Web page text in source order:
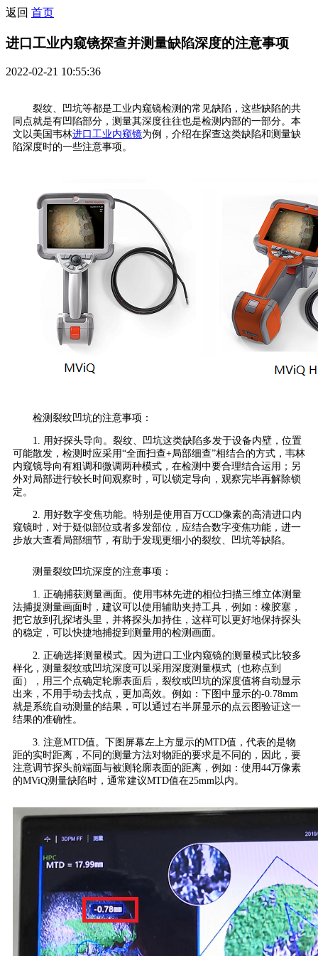
返回 首页
进口工业内窥镜探查并测量缺陷深度的注意事项
2022-02-21 10:55:36
裂纹、凹坑等都是工业内窥镜检测的常见缺陷，这些缺陷的共
同点就是有凹陷部分，测量其深度往往也是检测内部的一部分。本
文以美国韦林进口工业内窥镜为例，介绍在探查这类缺陷和测量缺
陷深度时的一些注意事项。
检测裂纹凹坑的注意事项：
1. 用好探头导向。裂纹、凹坑这类缺陷多发于设备内壁，位置
可能散发，检测时应采用“全面扫查+局部细查”相结合的方式，韦林
内窥镜导向有粗调和微调两种模式，在检测中要合理结合运用；另
外对局部进行较长时间观察时，可以锁定导向，观察完毕再解除锁
定。
2. 用好数字变焦功能。特别是使用百万CCD像素的高清进口内
窥镜时，对于疑似部位或者多发部位，应结合数字变焦功能，进一
步放大查看局部细节，有助于发现更细小的裂纹、凹坑等缺陷。
测量裂纹凹坑深度的注意事项：
1. 正确捕获测量画面。使用韦林先进的相位扫描三维立体测量
法捕捉测量画面时，建议可以使用辅助夹持工具，例如：橡胶塞，
把它放到孔探堵头里，并将探头加持住，这样可以更好地保持探头
的稳定，可以快捷地捕捉到测量用的检测画面。
2. 正确选择测量模式。因为进口工业内窥镜的测量模式比较多
样化，测量裂纹或凹坑深度可以采用深度测量模式（也称点到
面），用三个点确定轮廓表面后，裂纹或凹坑的深度值将自动显示
出来，不用手动去找点，更加高效。例如：下图中显示的-0.78mm
就是系统自动测量的结果，可以通过右半屏显示的点云图验证这一
结果的准确性。
3. 注意MTD值。下图屏幕左上方显示的MTD值，代表的是物
距的实时距离，不同的测量方法对物距的要求是不同的，因此，要
注意调节探头前端面与被测轮廓表面的距离，例如：使用44万像素
的MViQ测量缺陷时，通常建议MTD值在25mm以内。